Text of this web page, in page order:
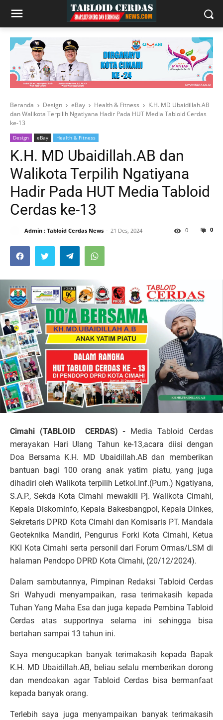
Beranda Design eBay Health & Fitness
K.H. MD Ubaidillah.AB
dan Walikota Terpilih Ngatiyana Hadir Pada HUT Media Tabloid Cerdas
ke-13
Design eBay Health & Fitness
K.H. MD Ubaidillah.AB dan
Walikota Terpilih Ngatiyana
Hadir Pada HUT Media Tabloid
Cerdas ke-13
Admin : Tabloid Cerdas News 21 Des, 2024 0
0
Cimahi (TABLOID CERDAS) - Media Tabloid Cerdas
merayakan Hari Ulang Tahun ke-13,acara diisi dengan
Doa Bersama K.H. MD Ubaidillah.AB dan memberikan
bantuan bagi 100 orang anak yatim piatu, yang juga
dihadiri oleh Walikota terpilih Letkol.Inf.(Purn.) Ngatiyana,
S.A.P., Sekda Kota Cimahi mewakili Pj. Walikota Cimahi,
Kepala Diskominfo, Kepala Bakesbangpol, Kepala Dinkes,
Sekretaris DPRD Kota Cimahi dan Komisaris PT. Mandala
Geoteknika Mandiri, Pengurus Forki Kota Cimahi, Ketua
KKI Kota Cimahi serta personil dari Forum Ormas/LSM di
halaman Pendopo DPRD Kota Cimahi, (20/12/2024).
Dalam sambutannya, Pimpinan Redaksi Tabloid Cerdas
Sri Wahyudi menyampaikan, rasa terimakasih kepada
Tuhan Yang Maha Esa dan juga kepada Pembina Tabloid
Cerdas atas supportnya selama ini sehingga bisa
bertahan sampai 13 tahun ini.
Saya mengucapkan banyak terimakasih kepada Bapak
K.H. MD Ubaidillah.AB, beliau selalu memberikan dorong
dan mendoakan agar Tabloid Cerdas bisa bermanfaat
kepada banyak orang.
Terlebih saya juga menyampaikan banyak terimakasih